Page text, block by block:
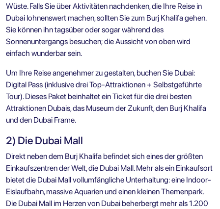
Wüste. Falls Sie über Aktivitäten nachdenken, die Ihre Reise in
Dubai lohnenswert machen, sollten Sie zum Burj Khalifa gehen.
Sie können ihn tagsüber oder sogar während des
Sonnenuntergangs besuchen; die Aussicht von oben wird
einfach wunderbar sein.
Um Ihre Reise angenehmer zu gestalten, buchen Sie Dubai:
Digital Pass (inklusive drei Top-Attraktionen + Selbstgeführte
Tour). Dieses Paket beinhaltet ein Ticket für die drei besten
Attraktionen Dubais, das Museum der Zukunft, den Burj Khalifa
und den Dubai Frame.
2) Die Dubai Mall
Direkt neben dem Burj Khalifa befindet sich eines der größten
Einkaufszentren der Welt, die Dubai Mall. Mehr als ein Einkaufsort
bietet die Dubai Mall vollumfängliche Unterhaltung: eine Indoor-
Eislaufbahn, massive Aquarien und einen kleinen Themenpark.
Die Dubai Mall im Herzen von Dubai beherbergt mehr als 1.200